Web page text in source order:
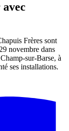
Frères sont
novembre dans
sur-Barse, à
ses installations.